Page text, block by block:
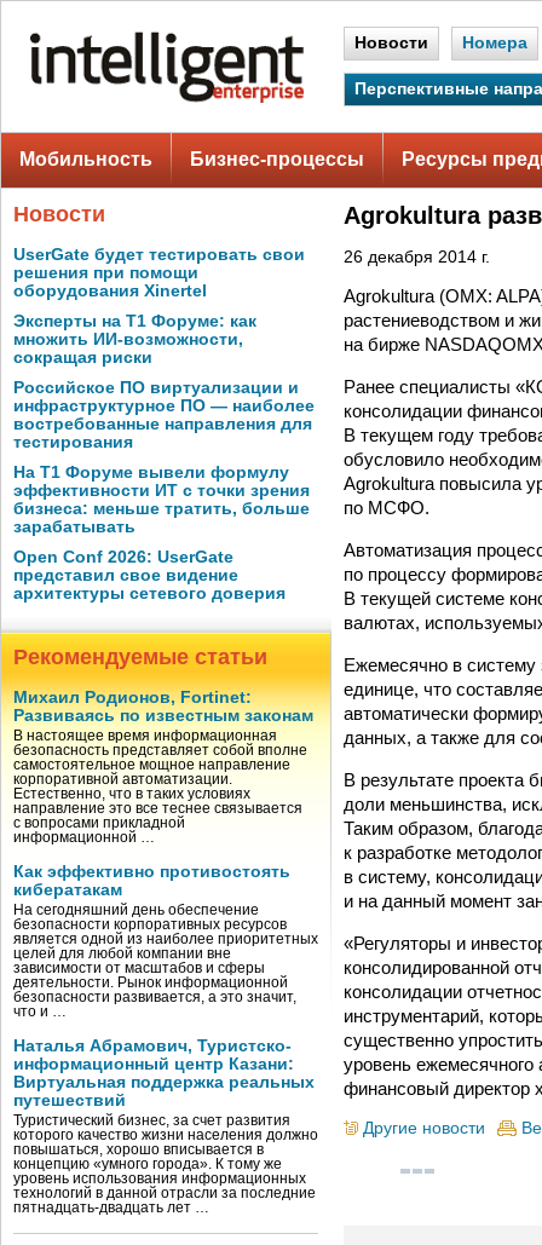
Новости Номера
Перспективные
Мобильность Бизнес-процессы Ресурсы
Новости
UserGate будет тестировать свои
решения при помощи
оборудования Xinertel
Эксперты на Т1 Форуме: как
множить ИИ-возможности,
сокращая риски
Российское ПО виртуализации и
инфраструктурное ПО — наиболее
востребованные направления для
тестирования
На Т1 Форуме вывели формулу
эффективности ИТ с точки зрения
бизнеса: меньше тратить, больше
зарабатывать
Open Conf 2026: UserGate
представил свое видение
архитектуры сетевого доверия
Рекомендуемые статьи
Михаил Родионов, Fortinet:
Развиваясь по известным законам
В настоящее время информационная
безопасность представляет собой вполне
самостоятельное мощное направление
корпоративной автоматизации.
Естественно, что в таких условиях
направление это все теснее связывается
с вопросами прикладной
информационной …
Как эффективно противостоять
кибератакам
На сегодняшний день обеспечение
безопасности корпоративных ресурсов
является одной из наиболее приоритетных
целей для любой компании вне
зависимости от масштабов и сферы
деятельности. Рынок информационной
безопасности развивается, а это значит,
что и …
Наталья Абрамович, Туристско-
информационный центр Казани:
Виртуальная поддержка реальных
путешествий
Туристический бизнес, за счет развития
которого качество жизни населения должно
повышаться, хорошо вписывается в
концепцию «умного города». К тому же
уровень использования информационных
технологий в данной отрасли за последние
пятнадцать-двадцать лет …
Agrokultura
26 декабря 2014 г.
Agrokultura (OMX:
растениеводством и
на бирже
Ранее специалисты
консолидации
В текущем году
обусловило
Agrokultura повысила
по МСФО.
Автоматизация
по процессу
В текущей системе
валютах,
Ежемесячно в систему
единице, что
автоматически
данных, а также для
В результате проекта
доли меньшинства,
Таким образом,
к разработке
в систему,
и на данный момент
«Регуляторы и
консолидированной
консолидации
инструментарий,
существенно
уровень
финансовый директор
Другие новости